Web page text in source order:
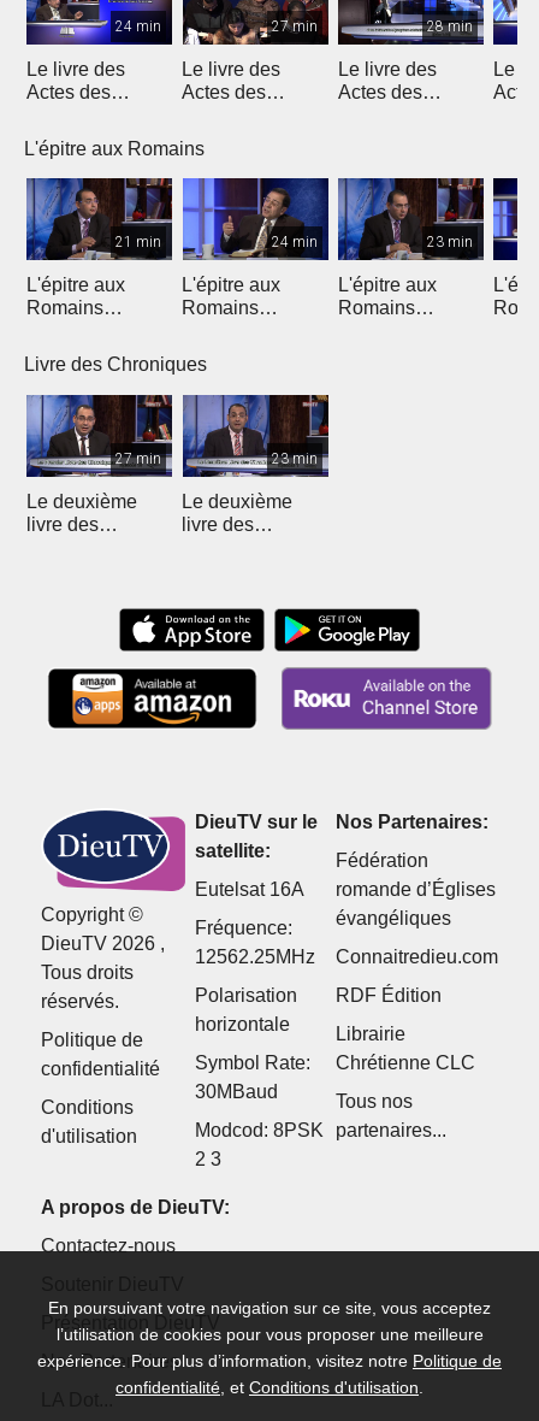
24 min
Le livre des
Actes des
27 min
Le livre des
Actes des
28 min
Le livre des
Actes des
Le
L'épitre aux Romains
21 min
L'épitre aux
Romains
24 min
L'épitre aux
Romains
23 min
L'épitre aux
Romains
Livre des Chroniques
27 min
Le deuxième
livre des
23 min
Le deuxième
livre des
Copyright ©
DieuTV 2026 ,
Tous droits
réservés.
Politique de
confidentialité
Conditions
d'utilisation
DieuTV sur le
satellite:
Eutelsat 16A
Fréquence:
12562.25MHz
Polarisation
horizontale
Symbol Rate:
30MBaud
Modcod: 8PSK
2 3
Nos Partenaires:
Fédération
romande d’Églises
évangéliques
Connaitredieu.com
RDF Édition
Librairie
Chrétienne CLC
Tous nos
partenaires...
A propos de DieuTV:
Contactez-nous
Présentation DieuTV
Nos Partenaires
En poursuivant votre navigation sur ce site, vous acceptez
l’utilisation de cookies pour vous proposer une meilleure
expérience. Pour plus d’information, visitez notre Politique de
confidentialité , et Conditions d'utilisation